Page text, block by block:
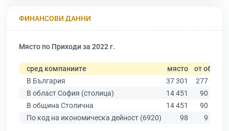
ФИНАНСОВИ ДАННИ
Място по Приходи за 2022 г.
сред компаниите място от общо
В България
37 301
277 019
В област София (столица)
14 451
90 178
В община Столична
14 451
90 178
По код на икономическа дейност (6920)
98 9 320